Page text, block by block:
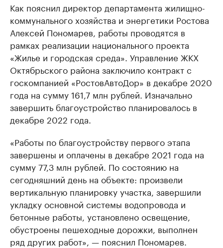
Как пояснил директор департамента жилищно-
коммунального хозяйства и энергетики Ростова
Алексей Пономарев, работы проводятся в
рамках реализации национального проекта
«Жилье и городская среда». Управление ЖКХ
Октябрьского района заключило контракт с
госкомпанией «РостовАвтоДор» в декабре 2020
года на сумму 161,7 млн рублей. Изначально
завершить благоустройство планировалось в
декабре 2022 года.
«Работы по благоустройству первого этапа
завершены и оплачены в декабре 2021 года на
сумму 77,3 млн рублей. По состоянию на
сегодняшний день на объекте: произвели
вертикальную планировку участка, завершили
укладку основной системы водопровода и
бетонные работы, установлено освещение,
обустроены пешеходные дорожки, выполнен
ряд других работ», — пояснил Пономарев.